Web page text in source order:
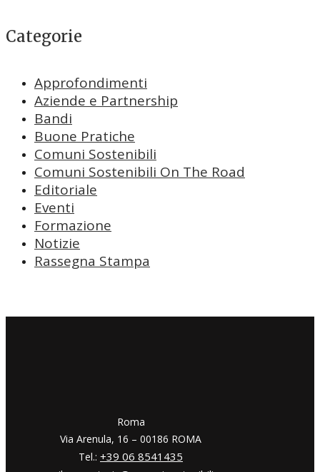
Categorie
Approfondimenti
Aziende e Partnership
Bandi
Buone Pratiche
Comuni Sostenibili
Comuni Sostenibili On The Road
Editoriale
Eventi
Formazione
Notizie
Rassegna Stampa
​​Roma
Via Arenula, 16 – 00186 ROMA
Tel.: +39 06 8541435